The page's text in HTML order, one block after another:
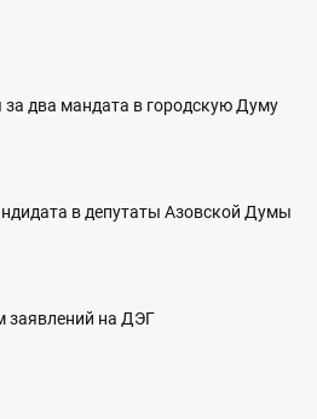
два мандата в городскую Думу
в депутаты Азовской Думы
заявлений на ДЭГ